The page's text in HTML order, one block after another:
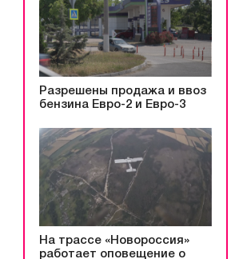
Разрешены продажа и ввоз
бензина Евро-2 и Евро-3
На трассе «Новороссия»
работает оповещение о